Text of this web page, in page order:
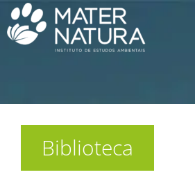
para
Biblioteca